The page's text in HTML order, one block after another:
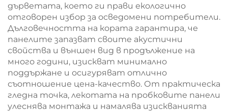
дърветата, което ги прави екологично
отговорен избор за осведомени потребители.
Дълговечността на кората гарантира, че
панелите запазват своите акустични
свойства и външен вид в продължение на
много години, изискват минимално
поддържане и осигуряват отлично
съотношение цена-качество. От практическа
гледна точка, лекотата на пробковите панели
улеснява монтажа и намалява изискванията